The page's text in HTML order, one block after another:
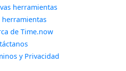
herramientas
herramientas
de Time.now
y Privacidad